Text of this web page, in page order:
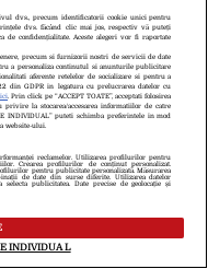
Nici o instituţie sau persoană
nu poate reproduce
de Drepturi de Autor.
de noroc sunt interzise